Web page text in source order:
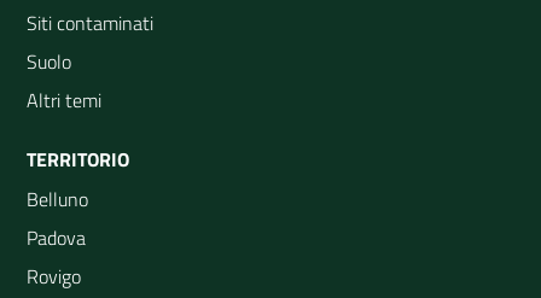
Siti contaminati
Suolo
Altri temi
TERRITORIO
Belluno
Padova
Rovigo